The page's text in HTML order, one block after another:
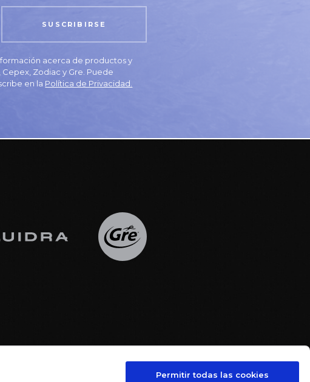
Permitir todas las cookies
acerca de productos y
Zodiac y Gre. Puede
en la Política de Privacidad.